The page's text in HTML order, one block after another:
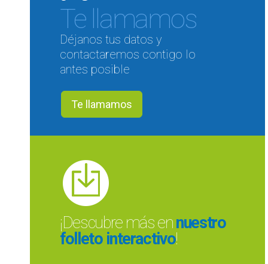
Te llamamos
Déjanos tus datos y
contactaremos contigo lo
antes posible
Te llamamos
¡Descubre más ennuestro
folleto interactivo!